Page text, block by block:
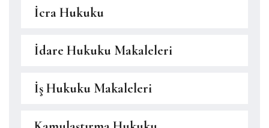
İcra Hukuku
İdare Hukuku Makaleleri
İş Hukuku Makaleleri